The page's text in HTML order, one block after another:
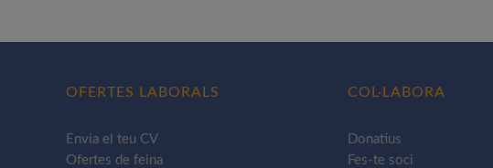
OFERTES LABORALS
Envia el teu CV
Ofertes de feina
COL·LABORA
Donatius
Fes-te soci